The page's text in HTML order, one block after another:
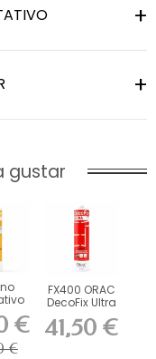
gustar
€
€
FX400 ORAC
DecoFix Ultra
270 ml
41,50 €